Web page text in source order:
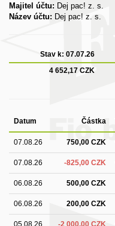
Majitel účtu: Dej pac! z. s.
Název účtu: Dej pac! z. s.
Stav k: 07.07.26
4 652,17 CZK
Datum Částka
07.08.26 750,00 CZK
07.08.26 -825,00 CZK
06.08.26 500,00 CZK
06.08.26 200,00 CZK
05.08.26 -2 000,00 CZK